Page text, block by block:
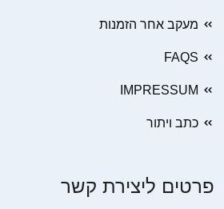
מעקב אחר הזמנות
FAQS
IMPRESSUM
כתב ויתור
פרטים ליצירת קשר